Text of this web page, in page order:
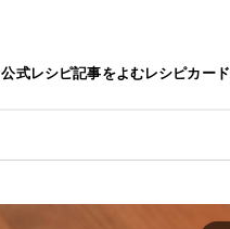
公式レシピ記事をよむレシピカード